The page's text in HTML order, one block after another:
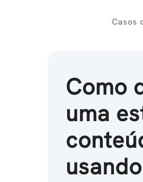
Casos
Como
uma